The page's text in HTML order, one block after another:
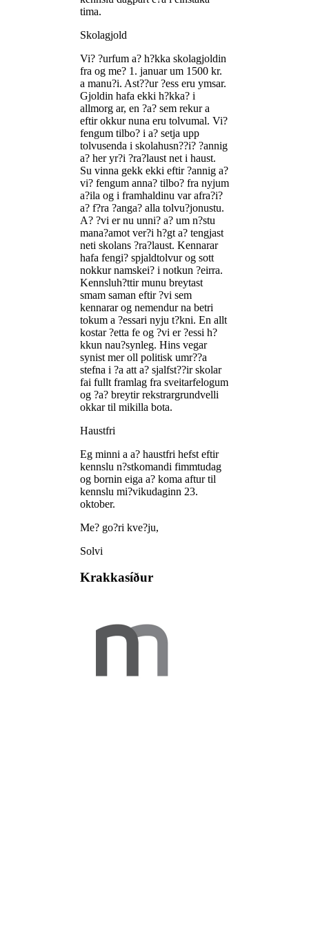
tima.
Skolagjold
Vi? ?urfum a? h?kka skolagjoldin
fra og me? 1. januar um 1500 kr.
a manu?i. Ast??ur ?ess eru ymsar.
Gjoldin hafa ekki h?kka? i
allmorg ar, en ?a? sem rekur a
eftir okkur nuna eru tolvumal. Vi?
fengum tilbo? i a? setja upp
tolvusenda i skolahusn??i? ?annig
a? her yr?i ?ra?laust net i haust.
Su vinna gekk ekki eftir ?annig a?
vi? fengum anna? tilbo? fra nyjum
a?ila og i framhaldinu var afra?i?
a? f?ra ?anga? alla tolvu?jonustu.
A? ?vi er nu unni? a? um n?stu
mana?amot ver?i h?gt a? tengjast
neti skolans ?ra?laust. Kennarar
hafa fengi? spjaldtolvur og sott
nokkur namskei? i notkun ?eirra.
Kennsluh?ttir munu breytast
smam saman eftir ?vi sem
kennarar og nemendur na betri
tokum a ?essari nyju t?kni. En allt
kostar ?etta fe og ?vi er ?essi h?
kkun nau?synleg. Hins vegar
synist mer oll politisk umr??a
stefna i ?a att a? sjalfst??ir skolar
fai fullt framlag fra sveitarfelogum
og ?a? breytir rekstrargrundvelli
okkar til mikilla bota.
Haustfri
Eg minni a a? haustfri hefst eftir
kennslu n?stkomandi fimmtudag
og bornin eiga a? koma aftur til
kennslu mi?vikudaginn 23.
oktober.
Me? go?ri kve?ju,
Solvi
Krakkasíður